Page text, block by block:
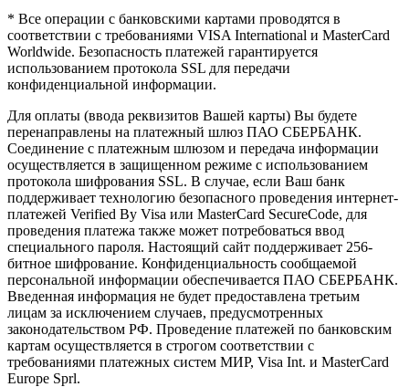
* Все операции с банковскими картами проводятся в
соответствии с требованиями VISA International и MasterCard
Worldwide. Безопасность платежей гарантируется
использованием протокола SSL для передачи
конфиденциальной информации.
Для оплаты (ввода реквизитов Вашей карты) Вы будете
перенаправлены на платежный шлюз ПАО СБЕРБАНК.
Соединение с платежным шлюзом и передача информации
осуществляется в защищенном режиме с использованием
протокола шифрования SSL. В случае, если Ваш банк
поддерживает технологию безопасного проведения интернет-
платежей Verified By Visa или MasterCard SecureCode, для
проведения платежа также может потребоваться ввод
специального пароля. Настоящий сайт поддерживает 256-
битное шифрование. Конфиденциальность сообщаемой
персональной информации обеспечивается ПАО СБЕРБАНК.
Введенная информация не будет предоставлена третьим
лицам за исключением случаев, предусмотренных
законодательством РФ. Проведение платежей по банковским
картам осуществляется в строгом соответствии с
требованиями платежных систем МИР, Visa Int. и MasterCard
Europe Sprl.